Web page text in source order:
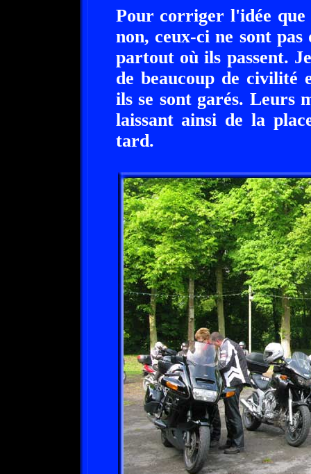
Pour corriger l'idée que
non, ceux-ci ne sont
partout où ils passent.
de beaucoup de civilité
ils se sont garés. Leurs
laissant ainsi de la
tard.